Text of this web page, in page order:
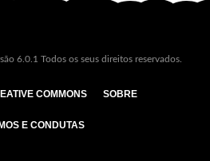
6.0.1 Todos os seus direitos reservados.
COMMONS SOBRE
E CONDUTAS